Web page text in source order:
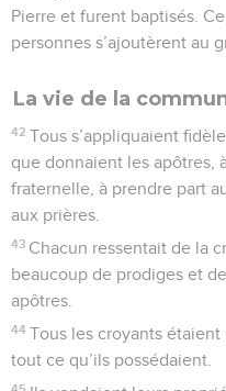
Pierre et furent baptisés.
personnes s’ajoutèrent au
La vie de la
42 Tous s’appliquaient
que donnaient les apôtres,
fraternelle, à prendre part
aux prières.
43 Chacun ressentait de la
beaucoup de prodiges et
apôtres.
44 Tous les croyants
tout ce qu’ils possédaient.
45